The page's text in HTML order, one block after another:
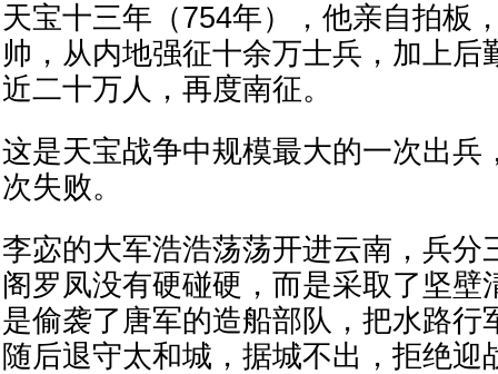
天宝十三年（754年），他亲自拍板
帅，从内地强征十余万士兵，加上后
近二十万人，再度南征。
这是天宝战争中规模最大的一次出兵
次失败。
李宓的大军浩浩荡荡开进云南，兵分
阁罗凤没有硬碰硬，而是采取了坚壁
是偷袭了唐军的造船部队，把水路行
随后退守太和城，据城不出，拒绝迎